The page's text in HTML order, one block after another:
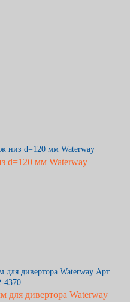
d=120 мм Waterway
для дивертора Waterway